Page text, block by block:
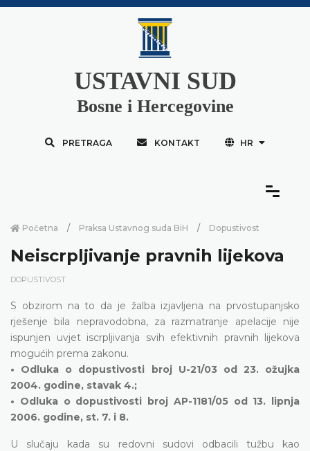
USTAVNI SUD
Bosne i Hercegovine
PRETRAGA KONTAKT HR
Početna Praksa Ustavnog suda BiH Dopustivost
Neiscrpljivanje pravnih lijekova
DOPUSTIVOST
S obzirom na to da je žalba izjavljena na prvostupanjsko
rješenje bila nepravodobna, za razmatranje apelacije nije
ispunjen uvjet iscrpljivanja svih efektivnih pravnih lijekova
mogućih prema zakonu.
• Odluka o dopustivosti broj U-21/03 od 23. ožujka
2004. godine, stavak 4.;
• Odluka o dopustivosti broj AP-1181/05 od 13. lipnja
2006. godine, st. 7. i 8.
U slučaju kada su redovni sudovi odbacili tužbu kao